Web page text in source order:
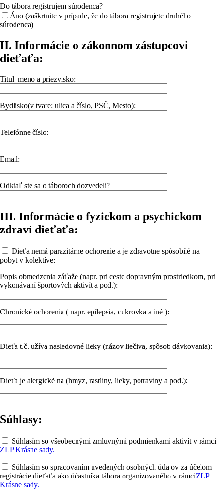
Do tábora registrujem súrodenca?
Áno (zaškrtnite v prípade, že do tábora registrujete druhého
súrodenca)
II. Informácie o zákonnom zástupcovi
dieťaťa:
Titul, meno a priezvisko:
Bydlisko(v tvare: ulica a číslo, PSČ, Mesto):
Telefónne číslo:
Email:
Odkiaľ ste sa o táboroch dozvedeli?
III. Informácie o fyzickom a psychickom
zdraví dieťaťa:
Dieťa nemá parazitárne ochorenie a je zdravotne spôsobilé na
pobyt v kolektíve:
Popis obmedzenia záťaže (napr. pri ceste dopravným prostriedkom, pri
vykonávaní športových aktivít a pod.):
Chronické ochorenia ( napr. epilepsia, cukrovka a iné ):
Dieťa t.č. užíva nasledovné lieky (názov liečiva, spôsob dávkovania):
Dieťa je alergické na (hmyz, rastliny, lieky, potraviny a pod.):
Súhlasy:
Súhlasím so všeobecnými zmluvnými podmienkami aktivít v rámci
ZLP Krásne sady.
Súhlasím so spracovaním uvedených osobných údajov za účelom
registrácie dieťaťa ako účastníka tábora organizovaného v rámciZLP
Krásne sady.